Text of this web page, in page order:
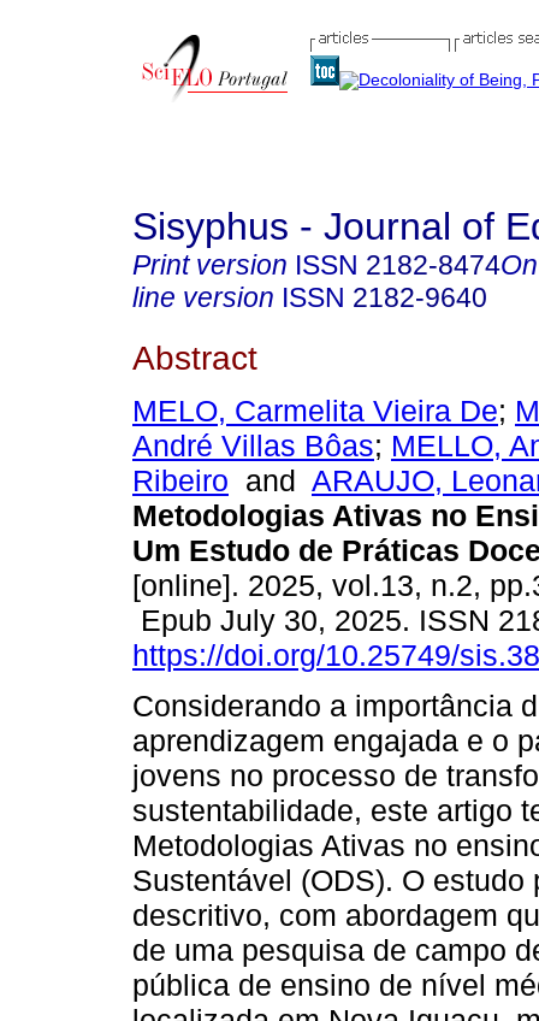
Sisyphus - Journal of
Print version ISSN 2182-8474
line version ISSN 2182-9640
Abstract
MELO, Carmelita Vieira De;
André Villas Bôas; MELLO,
Ribeiro and ARAUJO,
Metodologias Ativas no
Um Estudo de Práticas
[online]. 2025, vol.13, n.2,
Epub July 30, 2025. ISSN
https://doi.org/10.25749/
Considerando a importância
aprendizagem engajada e o
jovens no processo de
sustentabilidade, este artigo
Metodologias Ativas no
Sustentável (ODS). O
descritivo, com abordagem
de uma pesquisa de campo
pública de ensino de nível